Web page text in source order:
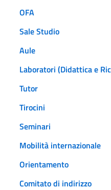
OFA
Sale Studio
Aule
Laboratori (Didattica e
Tutor
Tirocini
Seminari
Mobilità internazionale
Orientamento
Comitato di indirizzo